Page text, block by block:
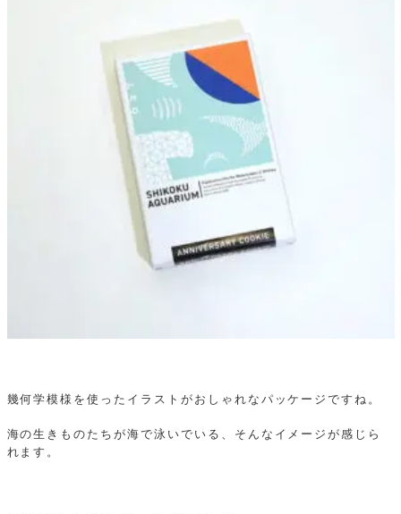
幾何学模様を使ったイラストがおしゃれなパッケージですね。
海の生きものたちが海で泳いでいる、そんなイメージが感じら
れます。